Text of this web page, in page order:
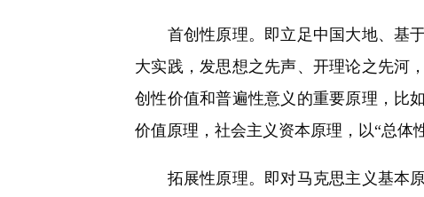
首创性原理。即立足中国大地、基于
大实践，发思想之先声、开理论之先河
创性价值和普遍性意义的重要原理，比
价值原理，社会主义资本原理，以“总体
拓展性原理。即对马克思主义基本原